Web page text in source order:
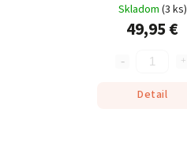
Skladom (3 ks)
49,95 €
Detail